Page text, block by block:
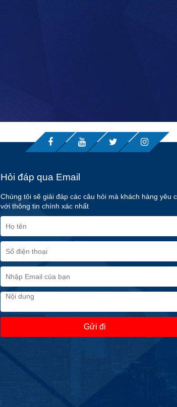
Hỏi đáp qua Email
Chúng tôi sẽ giải đáp các câu hỏi mà khách hàng yêu
với thông tin chính xác nhất